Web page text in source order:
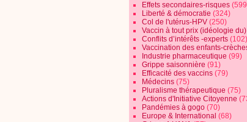
Effets secondaires-risques
Liberté & démocratie (324)
Col de l'utérus-HPV (250)
Vaccin à tout prix (idéologie du)
Conflits d’intérêts -experts (102)
Vaccination des enfants-
Industrie pharmaceutique (99)
Grippe saisonnière (91)
Efficacité des vaccins (79)
Médecins (75)
Pluralisme thérapeutique (75)
Actions d'Initiative Citoyenne
Pandémies à gogo (70)
Europe & International (68)